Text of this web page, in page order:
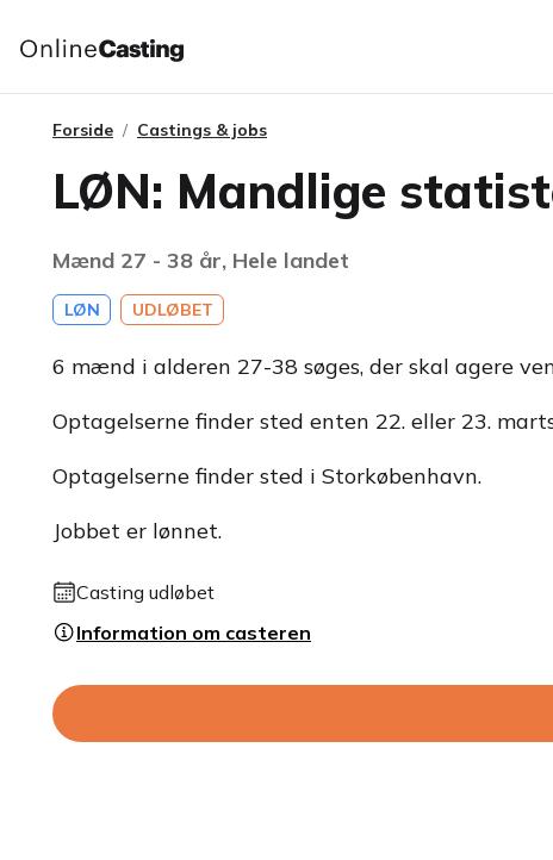
Forside Castings & jobs
LØN: Mandlige
Mænd 27 - 38 år, Hele landet
LØN UDLØBET
6 mænd i alderen 27-38 søges, der skal agere
Optagelserne finder sted enten 22. eller 23.
Optagelserne finder sted i Storkøbenhavn.
Jobbet er lønnet.
Casting udløbet
Information om casteren